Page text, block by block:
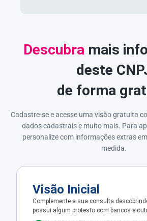
Descubra mais
deste
de forma
Cadastre-se e acesse uma visão gratuita
dados cadastrais e muito mais. Para
personalize com informações extras
medida.
Visão Inicial
Complemente a sua consulta
possui algum protesto com bancos e